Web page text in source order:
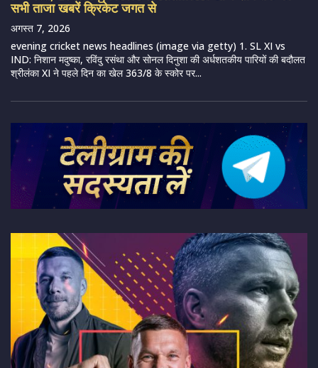
सभी ताजा खबरें क्रिकेट जगत से
अगस्त 7, 2026
evening cricket news headlines (image via getty) 1. SL XI vs
IND: निशान मदुष्का, रविंदु रसंथा और सोनल दिनुशा की अर्धशतकीय पारियों की बदौलत
श्रीलंका XI ने पहले दिन का खेल 363/8 के स्कोर पर...